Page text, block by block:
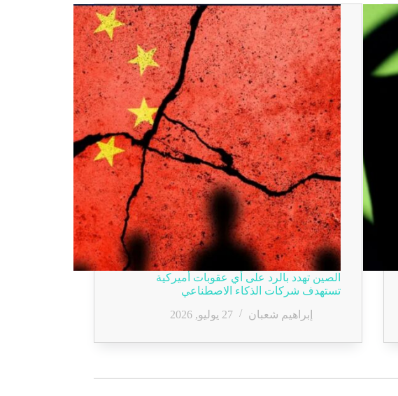
الصين تهدد بالرد على أي عقوبات أميركية
تستهدف شركات الذكاء الاصطناعي
إبراهيم شعبان
27 يوليو, 2026